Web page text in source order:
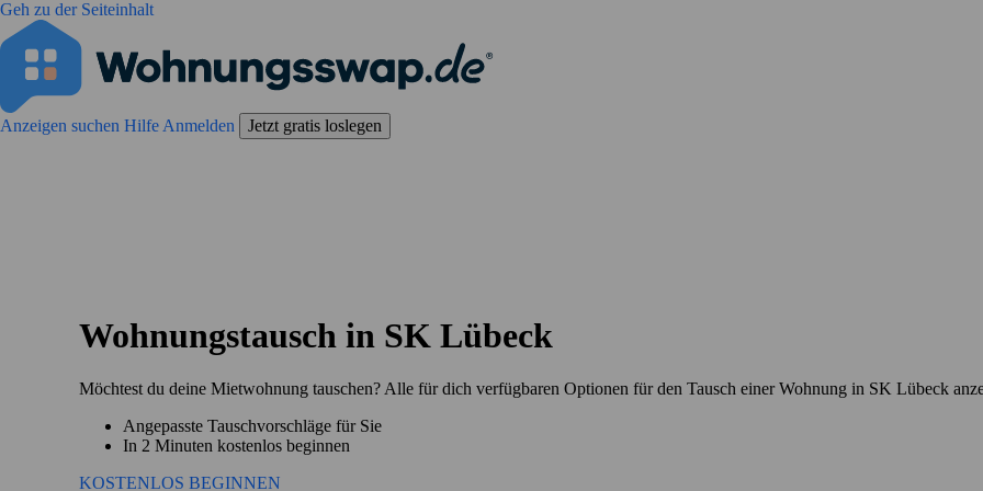
Geh zu der Seiteinhalt
Anzeigen suchen Hilfe Anmelden Jetzt gratis loslegen
Wohnungstausch in SK Lübeck
Möchtest du deine Mietwohnung tauschen? Alle für dich verfügbaren Optionen für den Tausch einer Wohnung in SK Lübeck
Angepasste Tauschvorschläge für Sie
In 2 Minuten kostenlos beginnen
KOSTENLOS BEGINNEN